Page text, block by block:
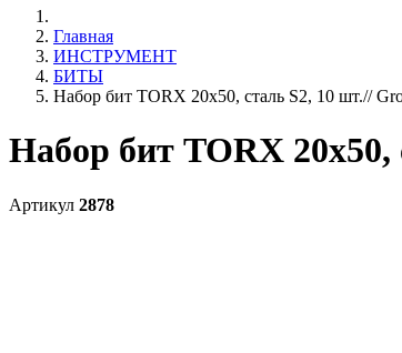
Главная
ИНСТРУМЕНТ
БИТЫ
Набор бит TORX 20х50, сталь S2, 10 шт.//
Набор бит TORX 20х50,
Артикул 2878